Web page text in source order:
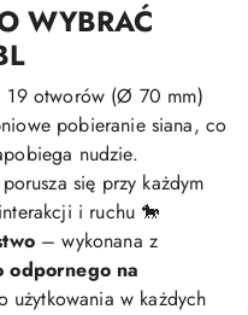
WYBRAĆ
otworów (Ø 70 mm)
pobieranie siana, co
nudzie.
się przy każdym
i ruchu 🐎
– wykonana z
odpornego na
użytkowania w każdych